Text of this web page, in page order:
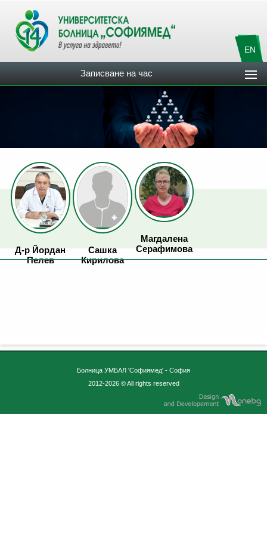
EN
Записване на час
Д-р Йордан
Пелев
Сашка
Кирилова
Магдалена
Серафимова
Болница УМБАЛ 'Софиямед' - София
2012-2026 © All rights reserved